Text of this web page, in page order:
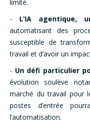
limité.
- L’IA agentique,
automatisant des
susceptible de
travail et d’avoir un
- Un défi particulier
évolution soulève
marché du travail pour
postes d’entrée
l’automatisation.